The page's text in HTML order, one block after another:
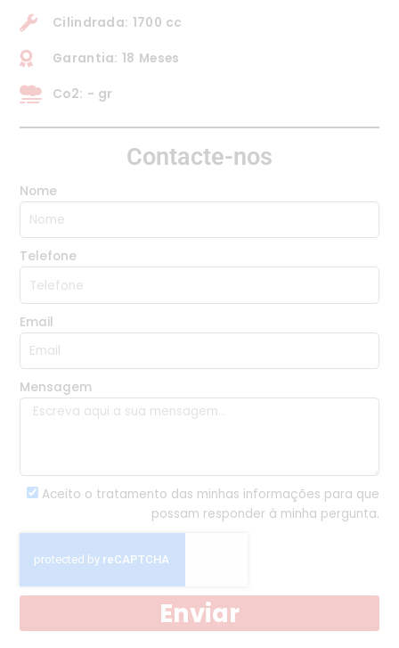
Cilindrada: 1700 cc
Garantia: 18 Meses
Co2: - gr
Contacte-nos
Nome
Telefone
Email
Mensagem
Aceito o tratamento das minhas informações para que
possam responder à minha pergunta.
Enviar